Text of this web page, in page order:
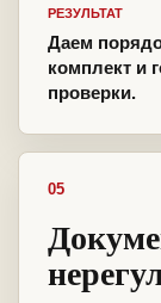
РЕЗУЛЬТАТ
Даем
комплект и
проверки.
05